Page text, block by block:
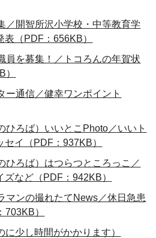
開智所沢小学校・中等教育学
（PDF：656KB）
を募集！／トコろんの年賀状
通信／健幸ワンポイント
ろば）いいとこPhoto／いいト
イ（PDF：937KB）
ろば）はつらつところっこ／
など（PDF：942KB）
ンの撮れたてNews／休日急患
）
少し時間がかかります）